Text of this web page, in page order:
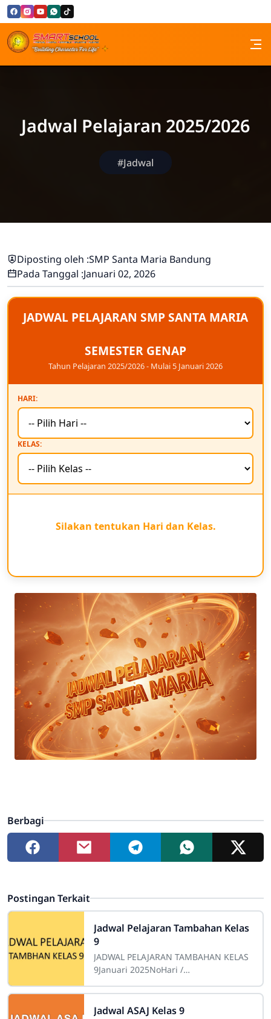
Skip to Content
SMP Santa Maria Bandung
Jadwal Pelajaran 2025/2026
#Jadwal
Diposting oleh :SMP Santa Maria Bandung
Pada Tanggal :Januari 02, 2026
JADWAL PELAJARAN SMP SANTA MARIA
SEMESTER GENAP
Tahun Pelajaran 2025/2026 - Mulai 5 Januari 2026
HARI:
KELAS:
Silakan tentukan Hari dan Kelas.
Berbagi
Postingan Terkait
Jadwal Pelajaran Tambahan Kelas
9
JADWAL PELAJARAN TAMBAHAN KELAS
9Januari 2025NoHari /
C1Kamis, 23 Januari 202513.40 -
14.4060'MATIPAB.ING2Jumat,
Jadwal ASAJ Kelas 9